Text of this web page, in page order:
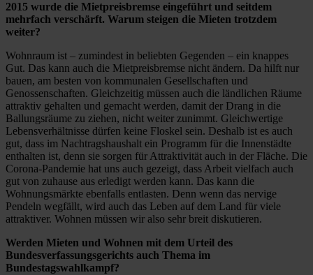
2015 wurde die Mietpreisbremse eingeführt und seitdem
mehrfach verschärft. Warum steigen die Mieten trotzdem
weiter?
Wohnraum ist – zumindest in beliebten Gegenden – ein knappes
Gut. Das kann auch die Mietpreisbremse nicht ändern. Da hilft nur
bauen, am besten von kommunalen Gesellschaften und
Genossenschaften. Gleichzeitig müssen auch die ländlichen Räume
attraktiv gehalten und gemacht werden, damit der Drang in die
Ballungsräume zu ziehen, nicht weiter zunimmt. Gleichwertige
Lebensverhältnisse dürfen keine Floskel sein. Deshalb ist es auch
gut, dass im Nachtragshaushalt ein Programm für die Innenstädte
enthalten ist, denn sie sorgen für Attraktivität auch in der Fläche. Die
Corona-Pandemie hat uns auch gezeigt, dass Arbeit vielfach auch
gut von zuhause aus erledigt werden kann. Das kann die
Wohnungsmärkte ebenfalls entlasten. Denn wenn das nervige
Pendeln wegfällt, wird auch das Leben auf dem Land für viele
attraktiver. Wohnen müssen wir also sehr breit diskutieren.
Werden Mieten und Wohnen mit dem Urteil des
Bundesverfassungsgerichts auch Thema im
Bundestagswahlkampf?